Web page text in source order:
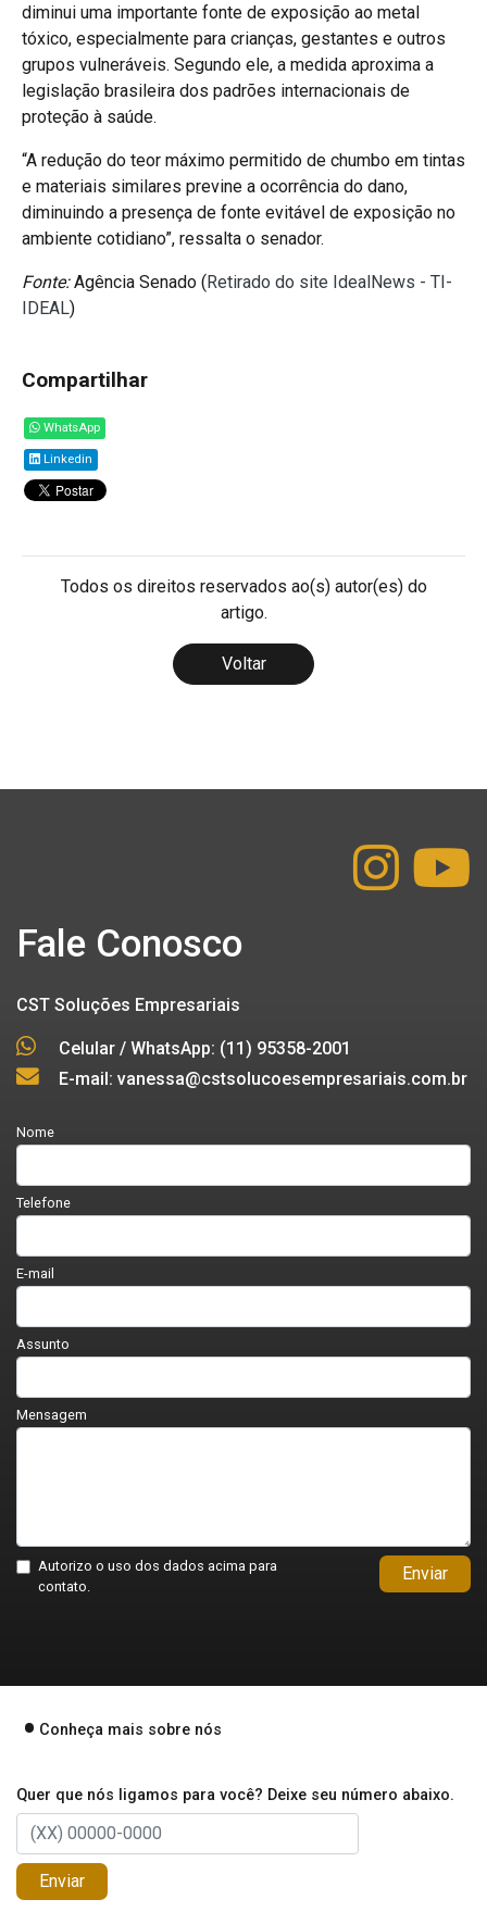
diminui uma importante fonte de exposição ao metal
tóxico, especialmente para crianças, gestantes e outros
grupos vulneráveis. Segundo ele, a medida aproxima a
legislação brasileira dos padrões internacionais de
proteção à saúde.
“A redução do teor máximo permitido de chumbo em tintas
e materiais similares previne a ocorrência do dano,
diminuindo a presença de fonte evitável de exposição no
ambiente cotidiano”, ressalta o senador.
Fonte:Agência Senado (Retirado do site IdealNews - TI-
IDEAL)
Compartilhar
WhatsApp
Linkedin
Todos os direitos reservados ao(s) autor(es) do
artigo.
Voltar
Fale Conosco
CST Soluções Empresariais
Celular / WhatsApp: (11) 95358-2001
E-mail: vanessa@cstsolucoesempresariais.com.br
Nome
Telefone
E-mail
Assunto
Mensagem
Autorizo o uso dos dados acima para
contato.
Enviar
Conheça mais sobre nós
Quer que nós ligamos para você? Deixe seu número abaixo.
Enviar